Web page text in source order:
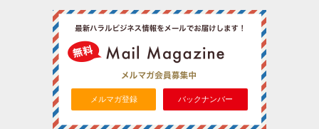
メルマガ登録 バックナンバー